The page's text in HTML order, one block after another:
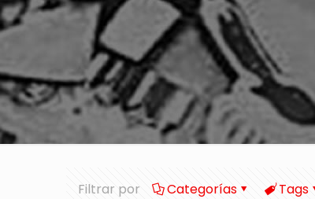
Filtrar por Categorías Tags